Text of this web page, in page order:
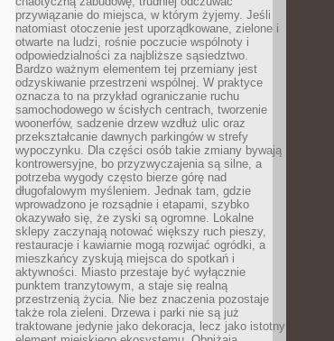
przywiązanie do miejsca, w którym żyjemy. Jeśli
natomiast otoczenie jest uporządkowane, zielone i
otwarte na ludzi, rośnie poczucie wspólnoty i
odpowiedzialności za najbliższe sąsiedztwo.
Bardzo ważnym elementem tej przemiany jest
odzyskiwanie przestrzeni wspólnej. W praktyce
oznacza to na przykład ograniczanie ruchu
samochodowego w ścisłych centrach, tworzenie
woonerfów, sadzenie drzew wzdłuż ulic oraz
przekształcanie dawnych parkingów w strefy
wypoczynku. Dla części osób takie zmiany bywają
kontrowersyjne, bo przyzwyczajenia są silne, a
potrzeba wygody często bierze górę nad
długofalowym myśleniem. Jednak tam, gdzie
wprowadzono je rozsądnie i etapami, szybko
okazywało się, że zyski są ogromne. Lokalne
sklepy zaczynają notować większy ruch pieszy,
restauracje i kawiarnie mogą rozwijać ogródki, a
mieszkańcy zyskują miejsca do spotkań i
aktywności. Miasto przestaje być wyłącznie
punktem tranzytowym, a staje się realną
przestrzenią życia. Nie bez znaczenia pozostaje
także rola zieleni. Drzewa i parki nie są już
traktowane jedynie jako dekoracja, lecz jako istotny